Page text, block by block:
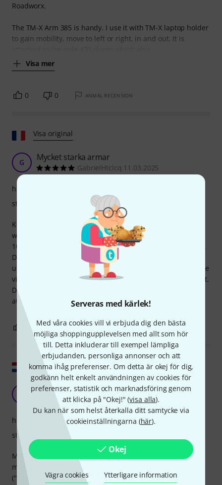
Serveras med kärlek!
Med våra cookies vill vi erbjuda dig den bästa
möjliga shoppingupplevelsen med allt som hör
till. Detta inkluderar till exempel lämpliga
erbjudanden, personliga annonser och att
komma ihåg preferenser. Om detta är okej för dig,
godkänn helt enkelt användningen av cookies för
preferenser, statistik och marknadsföring genom
att klicka på "Okej!" (visa alla).
Du kan när som helst återkalla ditt samtycke via
cookieinställningarna (här).
Okej
Vägra cookies Ytterligare information
Roadworx.
The TM-X Arm 385 is handy. I use it with TM-X laptop holder
to gain mobility, move to left or right, in and out. It is
Visa mer
0 0 ANMÄL RECENSION
Visa original
G Mycket starka armar
GabrielHtclcq 11.03.2025
Köpte för att flytta en skärm lite längre bort från min
widescreen-skärm. Nå, den rör sig inte! Den klarar upp till
10 kg. Min Focal Shape 40 böjer den inte ens en millimeter.
Dessutom är den helt justerbar. Detta är professionell
utrustning. Tack Thomann! Bara en sak att notera, jag skulle
vilja att den första delen av armen säljs separat, utan fästet.
Detta skulle göra att du kan förlänga en befintlig arm utan
att behöva köpa en annan komplett arm.
hantverkskvalitet
stabilitet
0 ANMÄL RECENSION
Visa original
Smart och starkt modulärt system
Mixing Lane 01.02.2024
Mycket nöjd. Jag byggde ett Roadworx TM-X-stativ runt min
mixer för att ge min MacBook ("Laptophållare"), iPad
("Tablethållare"), mätmikrofon (i "Stangen" med
hantverkskvalitet
stabilitet